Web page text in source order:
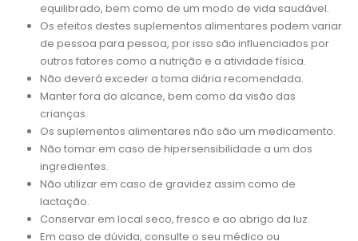
equilibrado, bem como de um modo de vida saudável.
Os efeitos destes suplementos alimentares podem variar
de pessoa para pessoa, por isso são influenciados por
outros fatores como a nutrição e a atividade física.
Não deverá exceder a toma diária recomendada.
Manter fora do alcance, bem como da visão das
crianças.
Os suplementos alimentares não são um medicamento.
Não tomar em caso de hipersensibilidade a um dos
ingredientes.
Não utilizar em caso de gravidez assim como de
lactação.
Conservar em local seco, fresco e ao abrigo da luz.
Em caso de dúvida, consulte o seu médico ou